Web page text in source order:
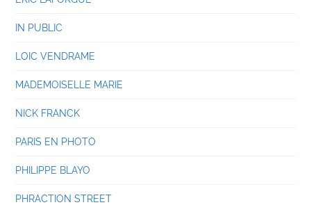
IN PUBLIC
LOIC VENDRAME
MADEMOISELLE MARIE
NICK FRANCK
PARIS EN PHOTO
PHILIPPE BLAYO
PHRACTION STREET